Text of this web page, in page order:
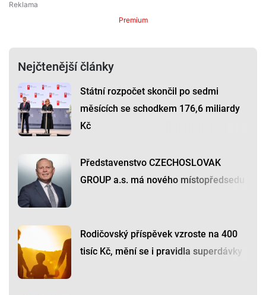
Premium
Nejčtenější články
Státní rozpočet skončil po sedmi
měsících se schodkem 176,6 miliardy
Kč
Představenstvo CZECHOSLOVAK
GROUP a.s. má nového místopředsedu
Rodičovský příspěvek vzroste na 400
tisíc Kč, mění se i pravidla superdávky